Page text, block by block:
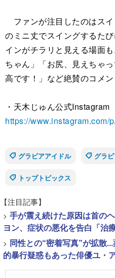
ファンが注目したのはス
のミニ丈でスイングするた
インがチラリと見える場面
ちゃん」「お尻、見えちゃ
高です！」など絶賛のコメン
・天木じゅん公式Instagram
https://www.instagram.com/
グラビアアイドル
グラ
トップトピックス
【注目記事】
> 手が震え続けた原因は首の
ヨン、症状の悪化を告白「治療
> 同性との“密着写真”が拡散
的暴行疑惑もあった俳優ユ・